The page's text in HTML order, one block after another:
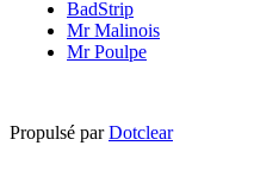
BadStrip
Mr Malinois
Mr Poulpe
Propulsé parDotclear